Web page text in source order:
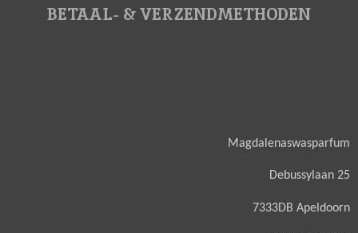
BETAAL- & VERZENDMETHODEN
Magdalenaswasparfum
Debussylaan 25
7333DB Apeldoorn